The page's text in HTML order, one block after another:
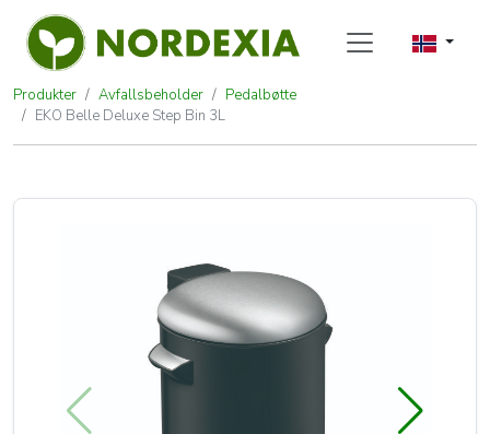
Produkter Avfallsbeholder
Pedalbøtte
EKO Belle Deluxe Step Bin 3L
EKO Belle Deluxe Step Bin 3L